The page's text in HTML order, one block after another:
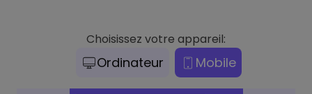
Choisissez votre appareil:
Ordinateur Mobile